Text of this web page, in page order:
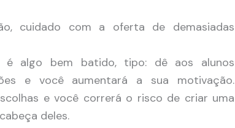
cuidado com a oferta de demasiadas
é algo bem batido, tipo: dê aos alunos
e você aumentará a sua motivação.
e você correrá o risco de criar uma
deles.